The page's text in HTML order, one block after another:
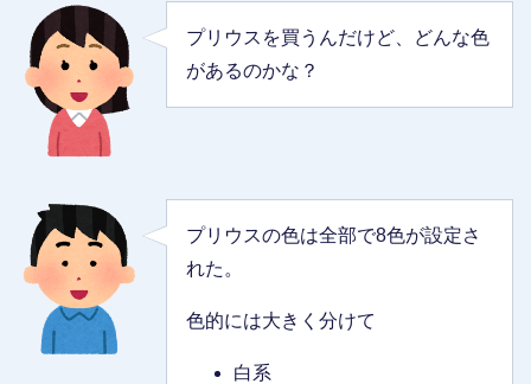
プリウスを買うんだけど、どんな色
があるのかな？
プリウスの色は全部で8色が設定さ
れた。
色的には大きく分けて
白系